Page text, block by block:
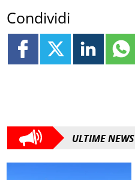
Condividi
ULTIME NEWS